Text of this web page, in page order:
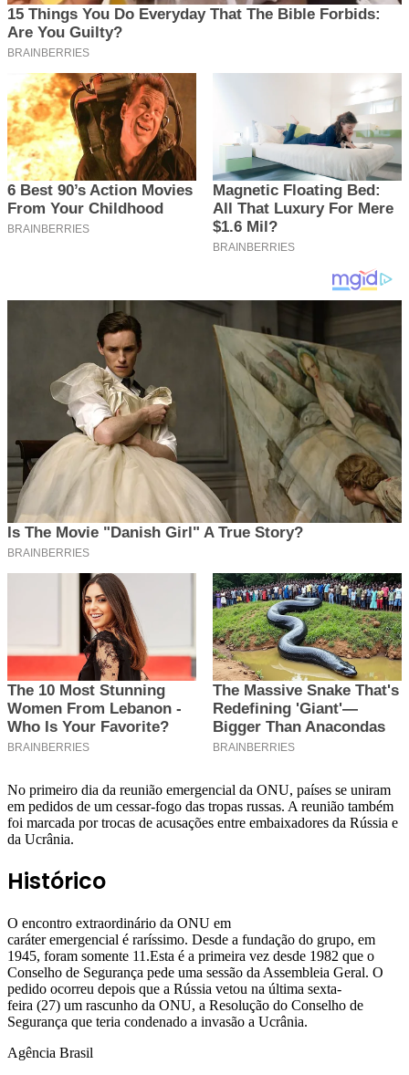
No primeiro dia da reunião emergencial da ONU, países se uniram
em pedidos de um cessar-fogo das tropas russas. A reunião também
foi marcada por trocas de acusações entre embaixadores da Rússia e
da Ucrânia.
Histórico
O encontro extraordinário da ONU em
caráter emergencial é raríssimo. Desde a fundação do grupo, em
1945, foram somente 11.Esta é a primeira vez desde 1982 que o
Conselho de Segurança pede uma sessão da Assembleia Geral. O
pedido ocorreu depois que a Rússia vetou na última sexta-
feira (27) um rascunho da ONU, a Resolução do Conselho de
Segurança que teria condenado a invasão a Ucrânia.
Agência Brasil